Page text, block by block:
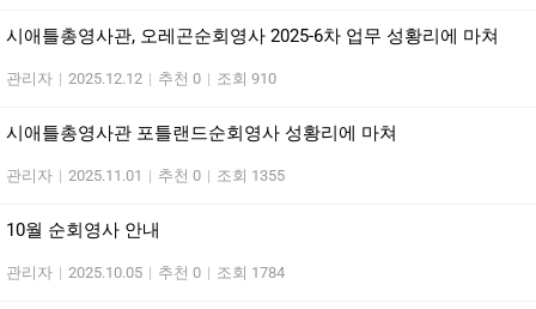
시애틀총영사관, 오레곤순회영사 2025-6차 업무 성황리에 마쳐
관리자 | 2025.12.12 | 추천 0 | 조회 910
시애틀총영사관 포틀랜드순회영사 성황리에 마쳐
관리자 | 2025.11.01 | 추천 0 | 조회 1355
10월 순회영사 안내
관리자 | 2025.10.05 | 추천 0 | 조회 1784